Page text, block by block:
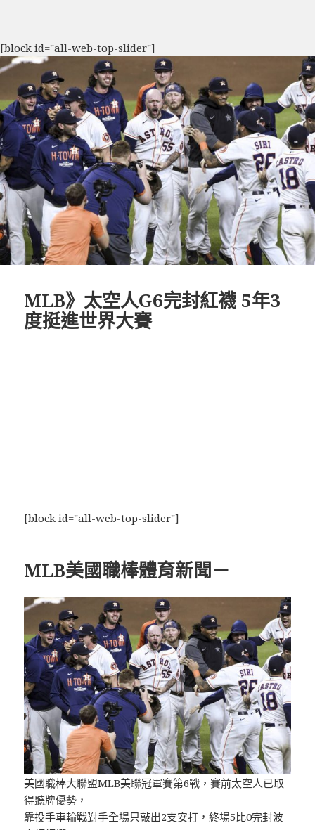
[block id="all-web-top-slider"]
MLB》太空人G6完封紅襪 5年3
度挺進世界大賽
[block id="all-web-top-slider"]
MLB美國職棒體育新聞－
美國職棒大聯盟MLB美聯冠軍賽第6戰，賽前太空人已取
得聽牌優勢，
靠投手車輪戰對手全場只敲出2支安打，終場5比0完封波